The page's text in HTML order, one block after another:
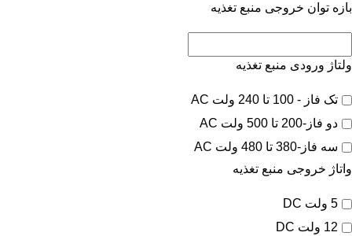
بازه توان خروجی منبع تغذیه
ولتاژ ورودی منبع تغذیه
تک فاز - 100 تا 240 ولت AC
دو فاز-200 تا 500 ولت AC
سه فاز-380 تا 480 ولت AC
واتاژ خروجی منبع تغذیه
5 ولت DC
12 ولت DC